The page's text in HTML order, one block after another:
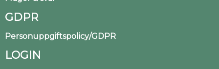
GDPR
Personuppgiftspolicy/GDPR
LOGIN